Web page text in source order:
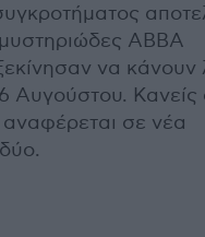
ABBA
να κάνουν
Αυγούστου. Κανείς
σε νέα